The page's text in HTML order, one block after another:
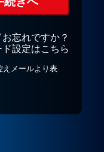
忘れですか？
設定はこちら
えメールより表